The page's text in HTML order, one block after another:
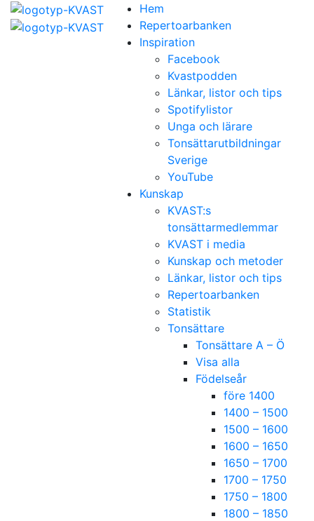
Hem
Repertoarbanken
Inspiration
Facebook
Kvastpodden
Länkar, listor och tips
Spotifylistor
Unga och lärare
Tonsättarutbildningar
Sverige
YouTube
Kunskap
KVAST:s
tonsättarmedlemmar
KVAST i media
Kunskap och metoder
Länkar, listor och tips
Repertoarbanken
Statistik
Tonsättare
Tonsättare A – Ö
Visa alla
Födelseår
före 1400
1400 – 1500
1500 – 1600
1600 – 1650
1650 – 1700
1700 – 1750
1750 – 1800
1800 – 1850